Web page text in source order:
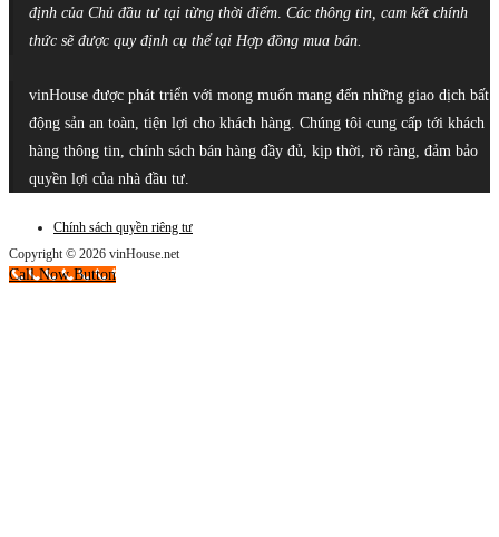
định của Chủ đầu tư tại từng thời điểm. Các thông tin, cam kết chính
thức sẽ được quy định cụ thể tại Hợp đồng mua bán.
vinHouse được phát triển với mong muốn mang đến những giao dịch bất
động sản an toàn, tiện lợi cho khách hàng. Chúng tôi cung cấp tới khách
hàng thông tin, chính sách bán hàng đầy đủ, kịp thời, rõ ràng, đảm bảo
quyền lợi của nhà đầu tư.
Chính sách quyền riêng tư
Copyright © 2026 vinHouse.net
Call Now Button